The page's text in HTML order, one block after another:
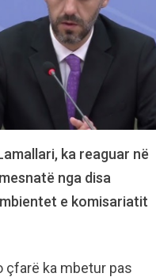
ka reaguar në
nga disa
e komisariatit
çfarë ka mbetur pas